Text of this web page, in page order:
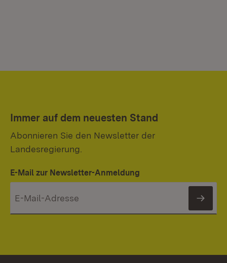
Immer auf dem neuesten Stand
Abonnieren Sie den Newsletter der
Landesregierung.
E-Mail zur Newsletter-Anmeldung